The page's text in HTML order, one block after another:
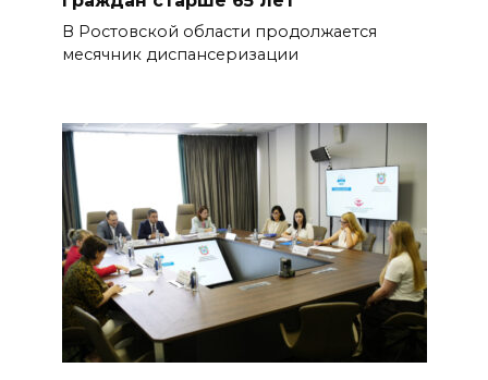
В Ростовской области продолжается
месячник диспансеризации